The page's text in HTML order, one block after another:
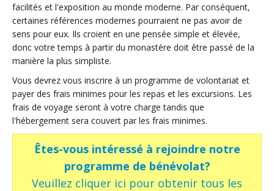
facilités et l'exposition au monde moderne. Par conséquent,
certaines références modernes pourraient ne pas avoir de
sens pour eux. Ils croient en une pensée simple et élevée,
donc votre temps à partir du monastère doit être passé de la
manière la plus simpliste.
Vous devrez vous inscrire à un programme de volontariat et
payer des frais minimes pour les repas et les excursions. Les
frais de voyage seront à votre charge tandis que
l'hébergement sera couvert par les frais minimes.
Êtes-vous intéressé à rejoindre notre
programme de bénévolat?
Veuillez cliquer ici pour obtenir tous les